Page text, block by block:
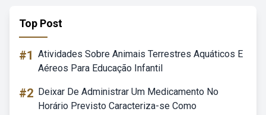
Top Post
#1 Atividades Sobre Animais Terrestres Aquáticos E
Aéreos Para Educação Infantil
#2 Deixar De Administrar Um Medicamento No
Horário Previsto Caracteriza-se Como